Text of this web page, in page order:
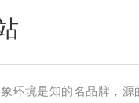
环境是知的名品牌，